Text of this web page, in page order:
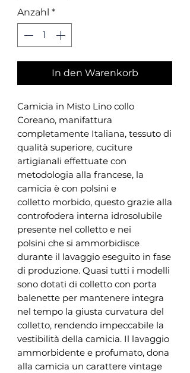
Anzahl *
In den Warenkorb
Camicia in Misto Lino collo
Coreano, manifattura
completamente Italiana, tessuto di
qualità superiore, cuciture
artigianali effettuate con
metodologia alla francese, la
camicia è con polsini e
colletto morbido, questo grazie alla
controfodera interna idrosolubile
presente nel colletto e nei
polsini che si ammorbidisce
durante il lavaggio eseguito in fase
di produzione. Quasi tutti i modelli
sono dotati di colletto con porta
balenette per mantenere integra
nel tempo la giusta curvatura del
colletto, rendendo impeccabile la
vestibilità della camicia. Il lavaggio
ammorbidente e profumato, dona
alla camicia un carattere vintage